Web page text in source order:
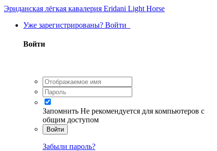
Эриданская лёгкая кавалерия Eridani Light Horse
Уже зарегистрированы? Войти
Войти
Запомнить Не рекомендуется для компьютеров с
общим доступом
Войти
Забыли пароль?